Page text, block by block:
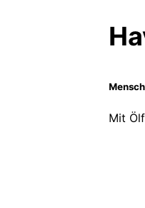
Mit